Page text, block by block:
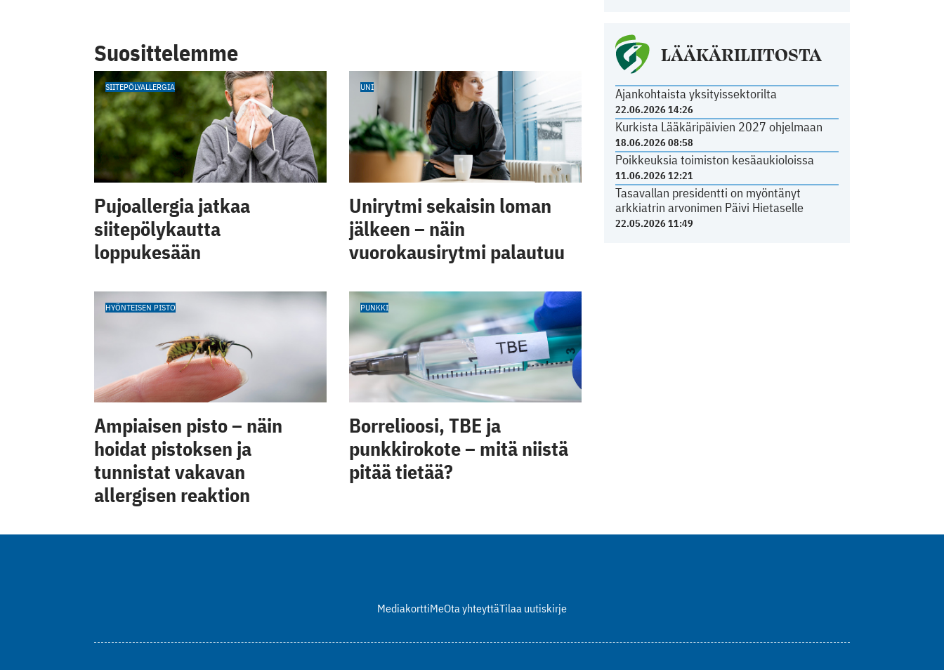
LÄÄKÄRILIITOSTA
Ajankohtaista yksityissektorilta
22.06.2026 14:26
Kurkista Lääkäripäivien 2027 ohjelmaan
18.06.2026 08:58
Poikkeuksia toimiston kesäaukioloissa
11.06.2026 12:21
Tasavallan presidentti on myöntänyt
arkkiatrin arvonimen Päivi Hietaselle
22.05.2026 11:49
Suosittelemme
SIITEPÖLYALLERGIA
Pujoallergia jatkaa
siitepölykautta
loppukesään
UNI
Unirytmi sekaisin loman
jälkeen – näin
vuorokausirytmi palautuu
HYÖNTEISEN PISTO
Ampiaisen pisto – näin
hoidat pistoksen ja
tunnistat vakavan
allergisen reaktion
PUNKKI
Borrelioosi, TBE ja
punkkirokote – mitä niistä
pitää tietää?
MediakorttiMeOta yhteyttäTilaa uutiskirje